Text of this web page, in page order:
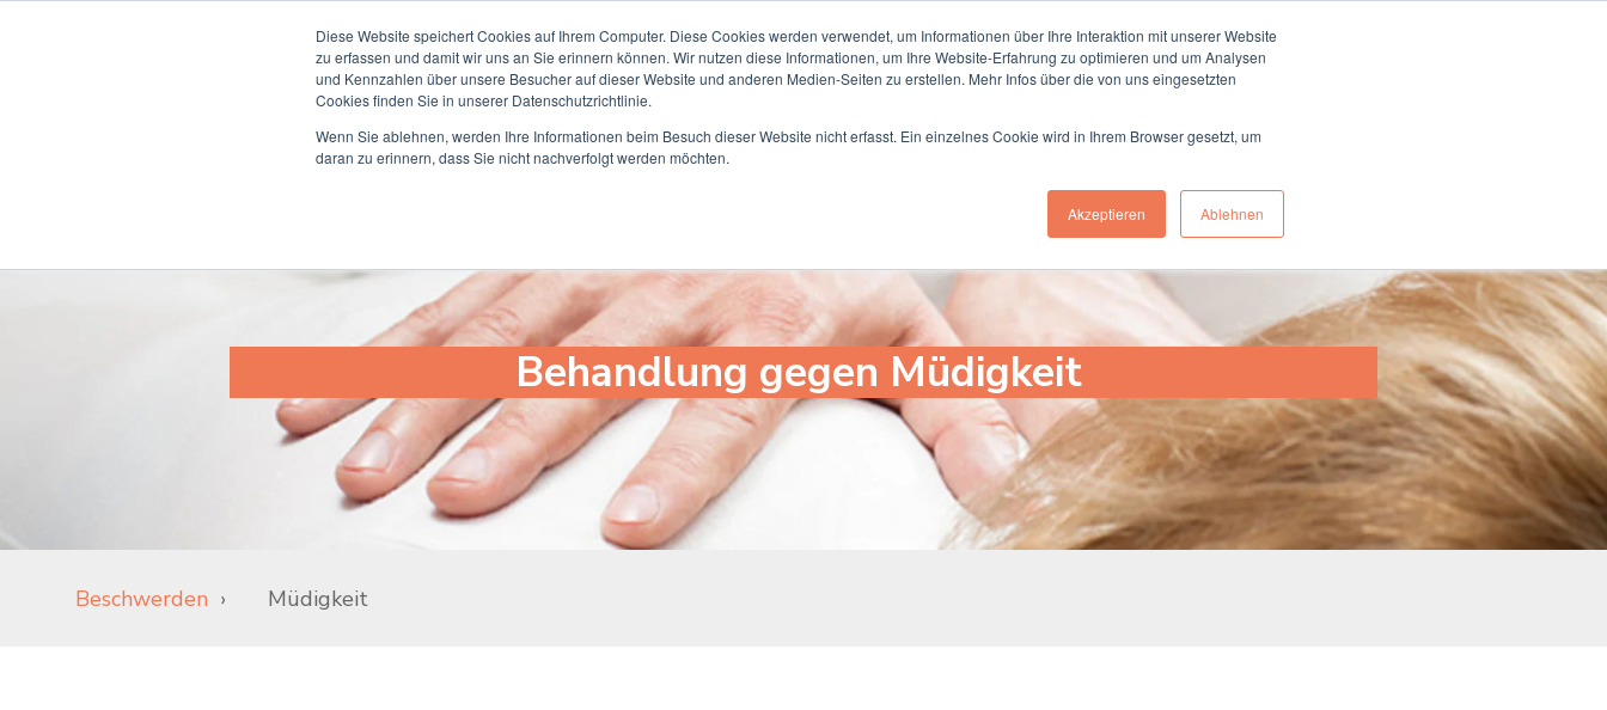
Diese Website speichert Cookies auf Ihrem Computer. Diese Cookies werden verwendet, um Informationen über Ihre Interaktion mit unserer Website
zu erfassen und damit wir uns an Sie erinnern können. Wir nutzen diese Informationen, um Ihre Website-Erfahrung zu optimieren und um Analysen
und Kennzahlen über unsere Besucher auf dieser Website und anderen Medien-Seiten zu erstellen. Mehr Infos über die von uns eingesetzten
Cookies finden Sie in unserer Datenschutzrichtlinie.
Wenn Sie ablehnen, werden Ihre Informationen beim Besuch dieser Website nicht erfasst. Ein einzelnes Cookie wird in Ihrem Browser gesetzt, um
daran zu erinnern, dass Sie nicht nachverfolgt werden möchten.
Akzeptieren Ablehnen
Termin online buchen
Amerikanische Chiropraktik Beschwerden Übungen Magazin
Behandlung gegen Müdigkeit
Beschwerden Müdigkeit